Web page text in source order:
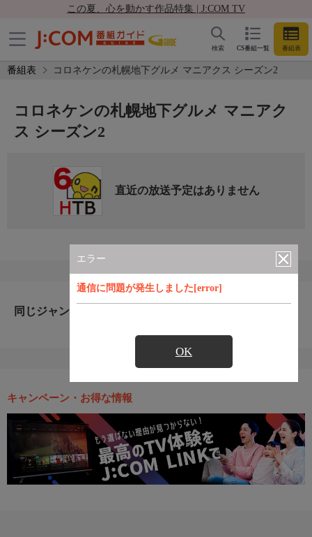
この夏、心を動かす作品特集 | J:COM TV
CS番組一覧 番組表
検索
番組表 コロネケンの札幌地下グルメ マニアクス シーズン2
エラー
通信に問題が発生しました[error]
OK
コロネケンの札幌地下グルメ マニアク
ス シーズン2
直近の放送予定はありません
同じジャンルのおすすめ番組
キャンペーン・お得な情報